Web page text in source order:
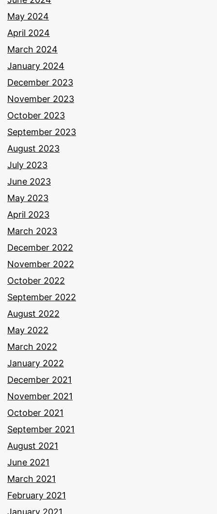
May 2024
April 2024
March 2024
January 2024
December 2023
November 2023
October 2023
September 2023
August 2023
July 2023
June 2023
May 2023
April 2023
March 2023
December 2022
November 2022
October 2022
September 2022
August 2022
May 2022
March 2022
January 2022
December 2021
November 2021
October 2021
September 2021
August 2021
June 2021
March 2021
February 2021
January 2021